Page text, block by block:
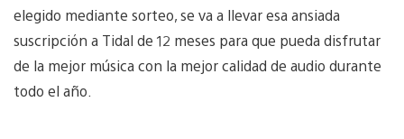
elegido mediante sorteo, se va a llevar esa ansiada
suscripción a Tidal de 12 meses para que pueda disfrutar
de la mejor música con la mejor calidad de audio durante
todo el año.